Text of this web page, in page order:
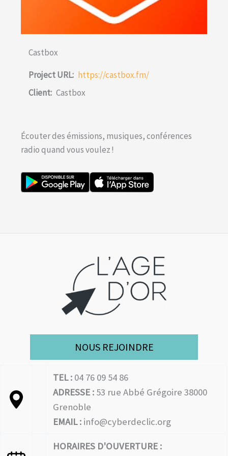
Castbox
Project URL: https://castbox.fm/
Client: Castbox
Écouter des émissions, musiques, conférences
radio quand vous voulez !
NOUS REJOINDRE
TEL : 04 76 09 54 86
ADRESSE : 53 rue Abbé Grégoire 38000
Grenoble
EMAIL : info@cyberdeclic.org
HORAIRES D'OUVERTURE :